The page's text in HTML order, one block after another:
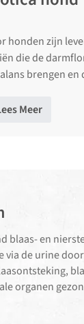
honden zijn
die de
brengen en
diarree, …
Meer
blaas- en
via de urine
organen